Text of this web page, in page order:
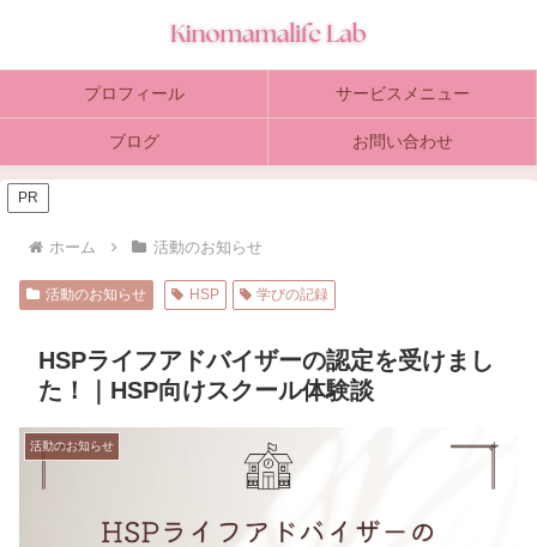
プロフィール サービスメニュー
ブログ お問い合わせ
PR
ホーム 活動のお知らせ
活動のお知らせ HSP 学びの記録
HSPライフアドバイザーの認定を受けまし
た！｜HSP向けスクール体験談
活動のお知らせ